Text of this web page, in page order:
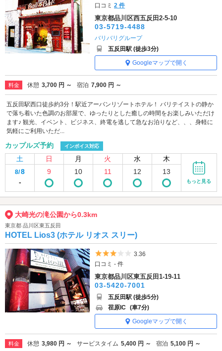
口コミ2 件
東京都品川区西五反田2-5-10
03-5719-4488
バリバリグループ
五反田駅 (徒歩3分)
Googleマップで開く
料金 休憩 3,700 円 ～ 宿泊 7,900 円 ～
五反田駅西口徒歩約3分！駅近アーバンリゾートホテル！ バリテイストの静か
で落ち着いた色調のお部屋で、ゆったりとした癒しの時間をお楽しみいただけ
ます♪ 観光、イベント、ビジネス、終電を逃して急なお泊りなど、、、身軽に
気軽にご利用いただ...
カップルズ予約 インボイス対応
土 日 月 火 水 木
8/8
-
9 10 11 12 13
もっと見る
大崎光の滝公園から0.3km
東京都 品川区東五反田
HOTEL Lios3 (ホテル リオス スリー)
5つ星のうち3
3.36
口コミ - 件
東京都品川区東五反田1-19-11
03-5420-7001
五反田駅 (徒歩5分)
荏原IC (車7分)
Googleマップで開く
料金 休憩 3,980 円 ～ サービスタイム 5,400 円 ～ 宿泊 5,100 円 ～